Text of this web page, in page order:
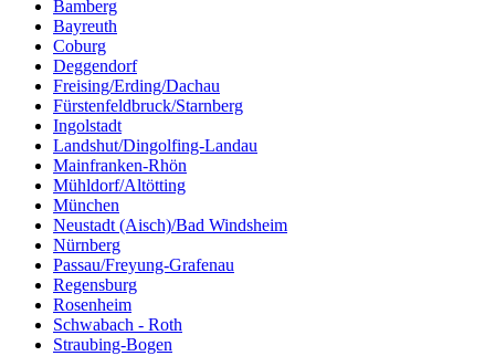
Bamberg
Bayreuth
Coburg
Deggendorf
Freising/Erding/Dachau
Fürstenfeldbruck/Starnberg
Ingolstadt
Landshut/Dingolfing-Landau
Mainfranken-Rhön
Mühldorf/Altötting
München
Neustadt (Aisch)/Bad Windsheim
Nürnberg
Passau/Freyung-Grafenau
Regensburg
Rosenheim
Schwabach - Roth
Straubing-Bogen